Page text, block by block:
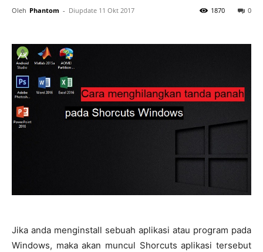
Oleh Phantom - Diupdate 11 Okt 2017 0
1870
Jika anda menginstall sebuah aplikasi atau program pada
Windows, maka akan muncul Shorcuts aplikasi tersebut